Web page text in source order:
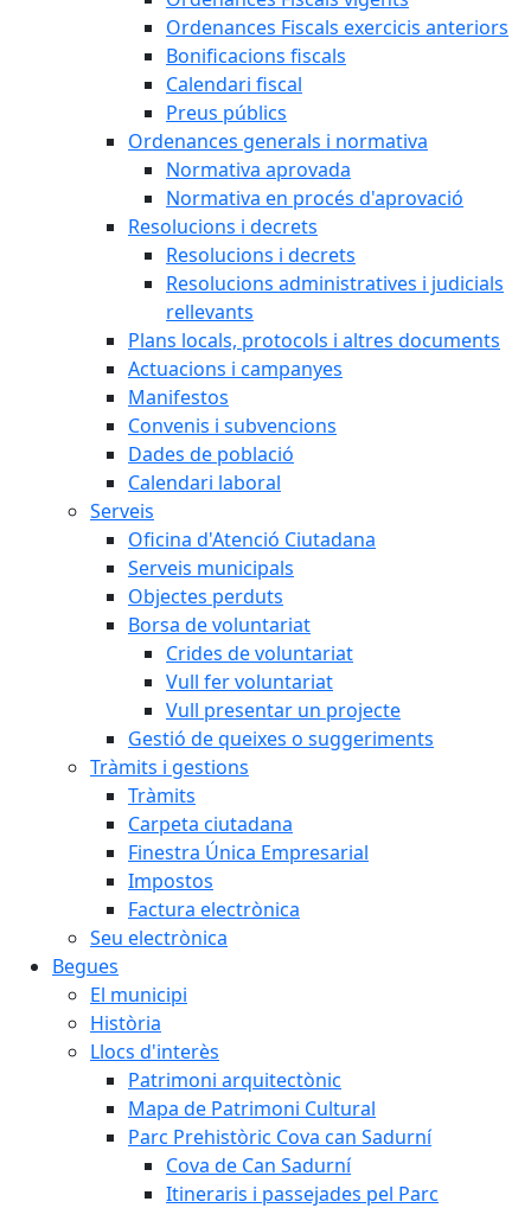
Ordenances Fiscals exercicis anteriors
Bonificacions fiscals
Calendari fiscal
Preus públics
Ordenances generals i normativa
Normativa aprovada
Normativa en procés d'aprovació
Resolucions i decrets
Resolucions i decrets
Resolucions administratives i judicials
rellevants
Plans locals, protocols i altres documents
Actuacions i campanyes
Manifestos
Convenis i subvencions
Dades de població
Calendari laboral
Serveis
Oficina d'Atenció Ciutadana
Serveis municipals
Objectes perduts
Borsa de voluntariat
Crides de voluntariat
Vull fer voluntariat
Vull presentar un projecte
Gestió de queixes o suggeriments
Tràmits i gestions
Tràmits
Carpeta ciutadana
Finestra Única Empresarial
Impostos
Factura electrònica
Seu electrònica
Begues
El municipi
Història
Llocs d'interès
Patrimoni arquitectònic
Mapa de Patrimoni Cultural
Parc Prehistòric Cova can Sadurní
Cova de Can Sadurní
Itineraris i passejades pel Parc